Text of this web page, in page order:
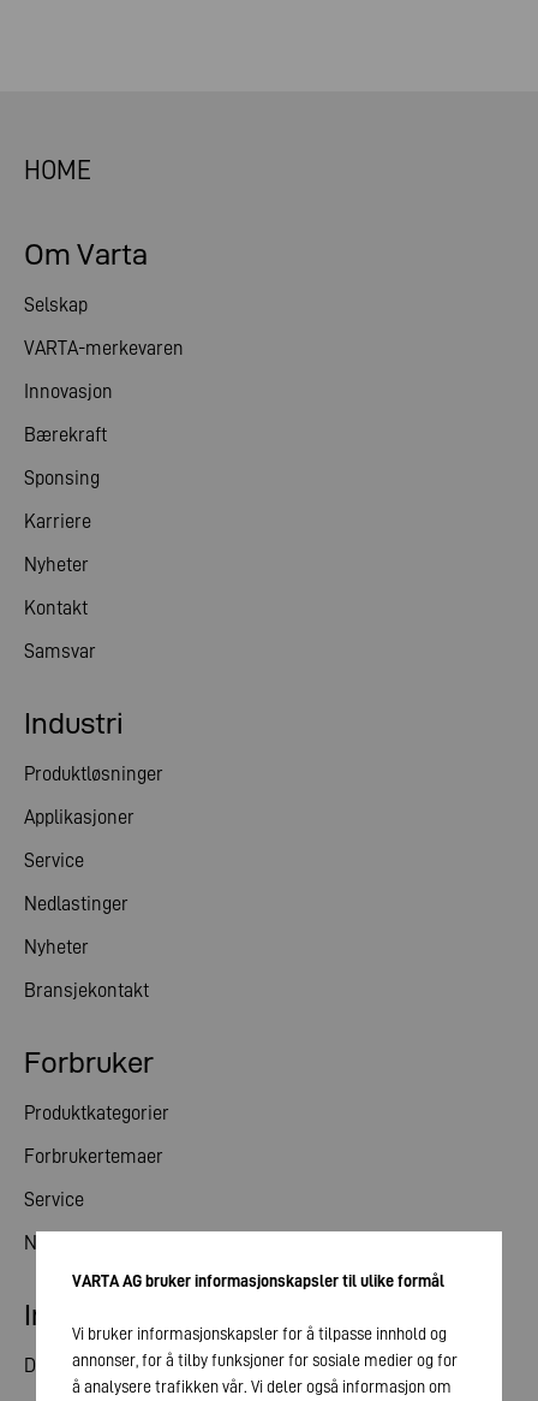
HOME
Om Varta
Selskap
VARTA-merkevaren
Innovasjon
Bærekraft
Sponsing
Karriere
Nyheter
Kontakt
Samsvar
Forbruker
Produktkategorier
Forbrukertemaer
Service
Nyheter
Industri
Produktløsninger
Applikasjoner
Service
Nedlastinger
Nyheter
Bransjekontakt
Investorrelasjoner
Del
VARTA AG bruker informasjonskapsler til ulike formål
Vi bruker informasjonskapsler for å tilpasse innhold og
annonser, for å tilby funksjoner for sosiale medier og for
å analysere trafikken vår. Vi deler også informasjon om